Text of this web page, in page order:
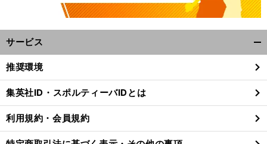
サービス
閉
る
推奨環境
集英社ID・スポルティーバIDとは
利用規約・会員規約